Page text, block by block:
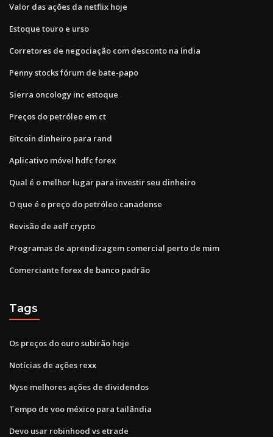
Valor das ações da netflix hoje
Estoque touro e urso
Corretores de negociação com desconto na índia
Penny stocks fórum de bate-papo
Sierra oncology inc estoque
Preços do petróleo em ct
Bitcoin dinheiro para rand
Aplicativo móvel hdfc forex
Qual é o melhor lugar para investir seu dinheiro
O que é o preço do petróleo canadense
Revisão de aelf crypto
Programas de aprendizagem comercial perto de mim
Comerciante forex de banco padrão
Tags
Os preços do ouro subirão hoje
Notícias de ações rexx
Nyse melhores ações de dividendos
Tempo de voo méxico para tailândia
Devo usar robinhood vs etrade